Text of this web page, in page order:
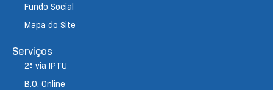
Fundo Social
Mapa do Site
Serviços
2ª via IPTU
B.O. Online